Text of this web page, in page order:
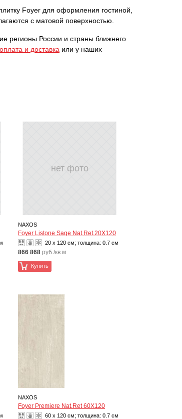
Foyer для оформления гостиной,
с матовой поверхностью.
регионы России и страны ближнего
оплата и доставка или у наших
нет фото
NAXOS
Foyer Listone Sage Nat.Ret.20X120
20 x 120 см; толщина: 0.7 см
866 868 руб./кв.м
Купить
NAXOS
Foyer Premiere Nat.Ret 60X120
60 x 120 см; толщина: 0.7 см